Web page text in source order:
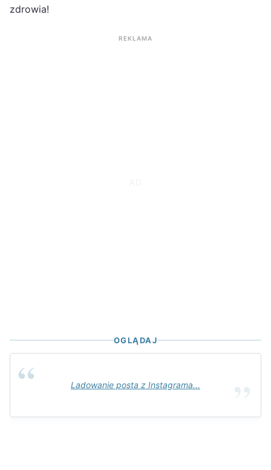
zdrowia!
REKLAMA
OGLĄDAJ
Ladowanie posta z Instagrama...